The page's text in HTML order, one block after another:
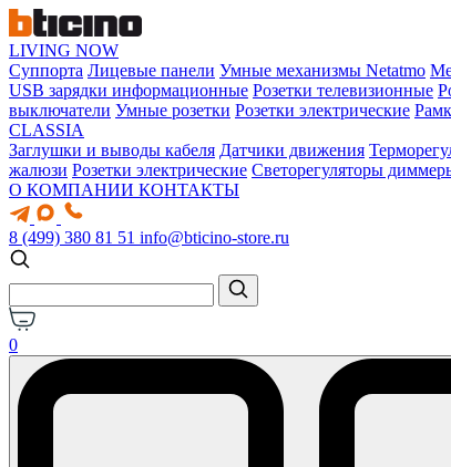
LIVING NOW
Суппорта Лицевые панели Умные механизмы Netatmo
USB зарядки информационные Розетки телевизионные
выключатели Умные розетки Розетки электрические
CLASSIA
Заглушки и выводы кабеля Датчики движения
жалюзи Розетки электрические Светорегуляторы
О КОМПАНИИ КОНТАКТЫ
8 (499) 380 81 51 info@bticino-store.ru
0